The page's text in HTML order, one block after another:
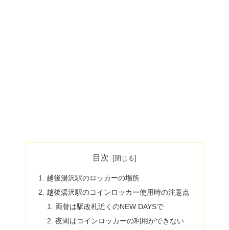
目次
越後湯沢駅のロッカーの場所
越後湯沢駅のコインロッカー使用時の注意点
両替は駅改札近くのNEW DAYSで
夜間はコインロッカーの利用ができない